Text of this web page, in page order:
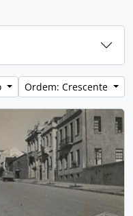
Ordem: Crescente